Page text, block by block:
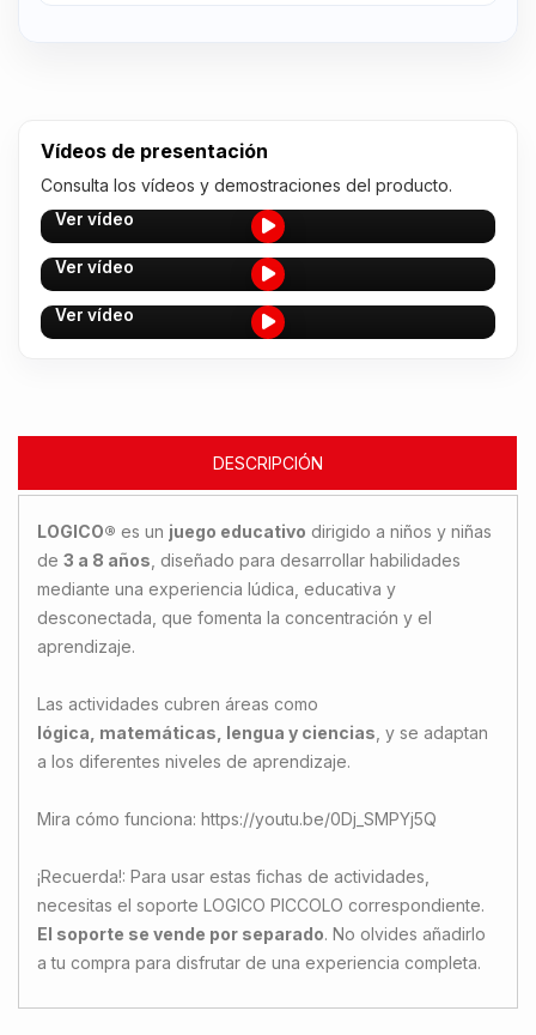
Vídeos de presentación
Consulta los vídeos y demostraciones del producto.
Ver vídeo
Ver vídeo
Ver vídeo
DESCRIPCIÓN
LOGICO® es un juego educativo dirigido a niños y niñas
de 3 a 8 años , diseñado para desarrollar habilidades
mediante una experiencia lúdica, educativa y
desconectada, que fomenta la concentración y el
aprendizaje.
Las actividades cubren áreas como
lógica, matemáticas, lengua y ciencias , y se adaptan
a los diferentes niveles de aprendizaje.
Mira cómo funciona: https://youtu.be/0Dj_SMPYj5Q
¡Recuerda!: Para usar estas fichas de actividades,
necesitas el soporte LOGICO PICCOLO correspondiente.
El soporte se vende por separado. No olvides añadirlo
a tu compra para disfrutar de una experiencia completa.